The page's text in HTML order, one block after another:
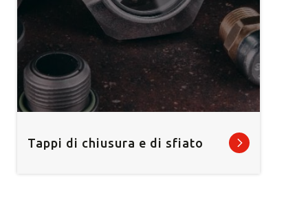
Tappi di chiusura e di sfiato